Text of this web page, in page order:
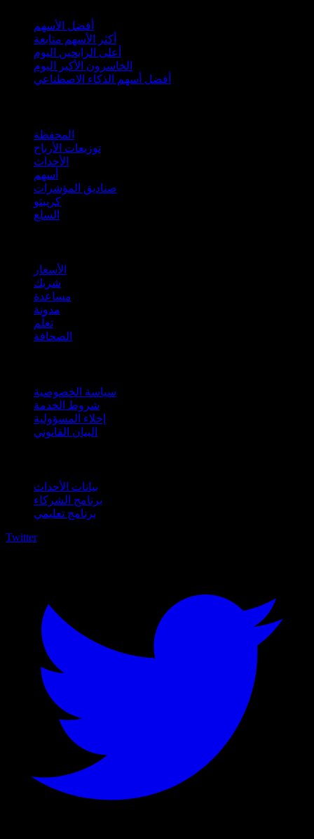
أفضل الأسهم
أكثر الأسهم متابعة
أعلى الرابحين اليوم
الخاسرون الأكبر اليوم
أفضل أسهم الذكاء الاصطناعي
المحفظة
توزيعات الأرباح
الأحداث
أسهم
صناديق المؤشرات
كريبتو
السلع
الأسعار
شريك
مساعدة
مدونة
تعلّم
الصحافة
سياسة الخصوصية
شروط الخدمة
إخلاء المسؤولية
البيان القانوني
بيانات الأحداث
برنامج الشركاء
برنامج تعليمي
Twitter